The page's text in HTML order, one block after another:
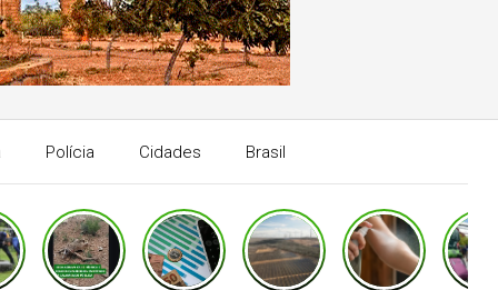
Polícia Cidades Brasil